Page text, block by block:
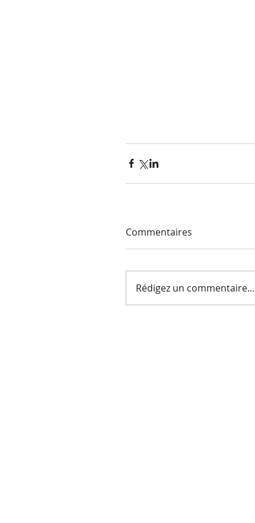
Commentaires
Rédigez un commentaire...